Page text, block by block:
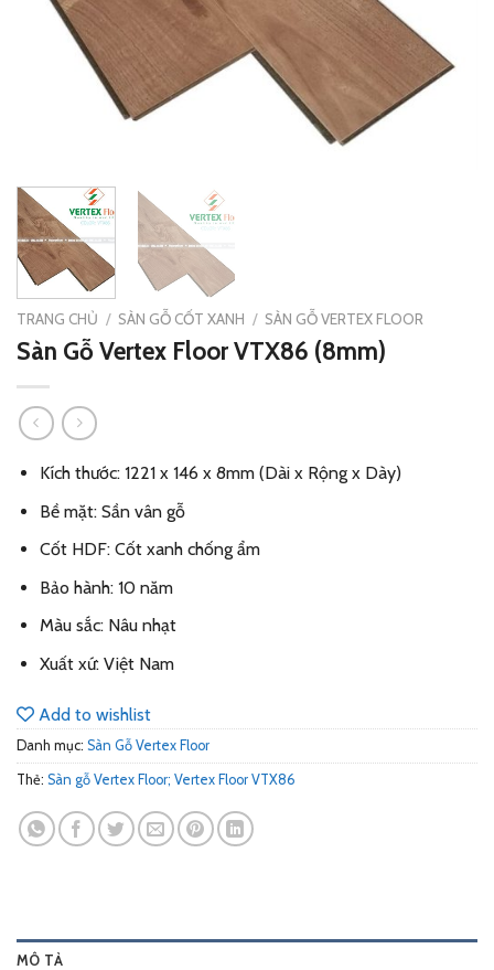
TRANG CHỦ / SÀN GỖ CỐT XANH / SÀN GỖ VERTEX FLOOR
Sàn Gỗ Vertex Floor VTX86 (8mm)
Kích thước: 1221 x 146 x 8mm (Dài x Rộng x Dày)
Bề mặt: Sần vân gỗ
Cốt HDF: Cốt xanh chống ẩm
Bảo hành: 10 năm
Màu sắc: Nâu nhạt
Xuất xứ: Việt Nam
Add to wishlist
Danh mục: Sàn Gỗ Vertex Floor
Thẻ: Sàn gỗ Vertex Floor; Vertex Floor VTX86
MÔ TẢ